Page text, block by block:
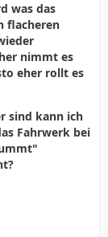
was das
flacheren
nimmt es
eher rollt es
sind kann ich
Fahrwerk bei